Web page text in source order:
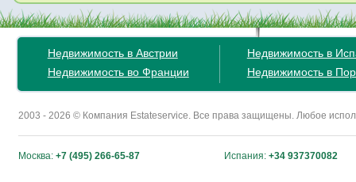
Недвижимость в Австрии
Недвижимость во Франции
Недвижимость в
Недвижимость в
2003 - 2026 © Компания Estateservice. Все права защищены. Любое
Москва: +7 (495) 266-65-87 Испания: +34 937370082